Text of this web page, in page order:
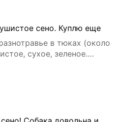
сено. Куплю еще
в тюках (около
сухое, зеленое.
для собак.